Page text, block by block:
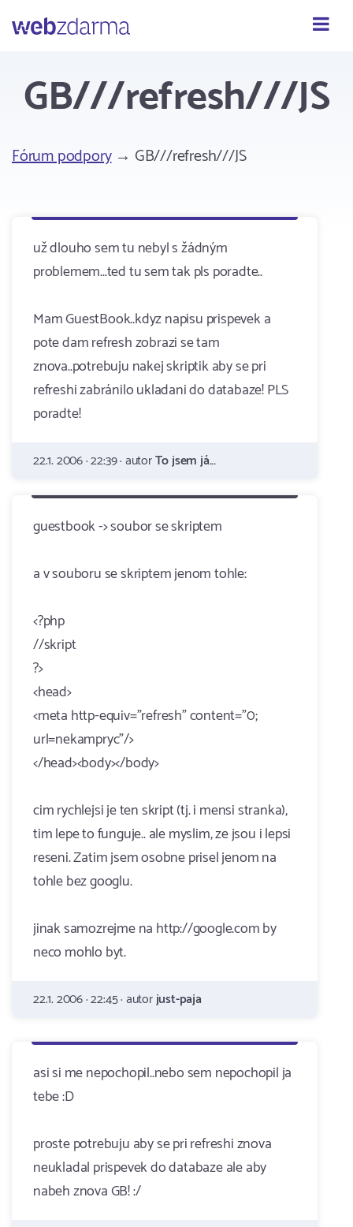
Webzdarma
GB///refresh///JS
Fórum podpory→ GB///refresh///JS
už dlouho sem tu nebyl s žádným
problemem...ted tu sem tak pls poradte..
Mam GuestBook..kdyz napisu prispevek a
pote dam refresh zobrazi se tam
znova..potrebuju nakej skriptik aby se pri
refreshi zabránilo ukladani do databaze! PLS
poradte!
22.1. 2006 · 22:39 · autorTo jsem já...
guestbook -> soubor se skriptem
a v souboru se skriptem jenom tohle:
<?php
//skript
?>
<head>
<meta http-equiv="refresh" content="0;
url=nekampryc"/>
</head><body></body>
cim rychlejsi je ten skript (tj. i mensi stranka),
tim lepe to funguje.. ale myslim, ze jsou i lepsi
reseni. Zatim jsem osobne prisel jenom na
tohle bez googlu.
jinak samozrejme na http://google.com by
neco mohlo byt.
22.1. 2006 · 22:45 · autorjust-paja
asi si me nepochopil..nebo sem nepochopil ja
tebe :D
proste potrebuju aby se pri refreshi znova
neukladal prispevek do databaze ale aby
nabeh znova GB! :/